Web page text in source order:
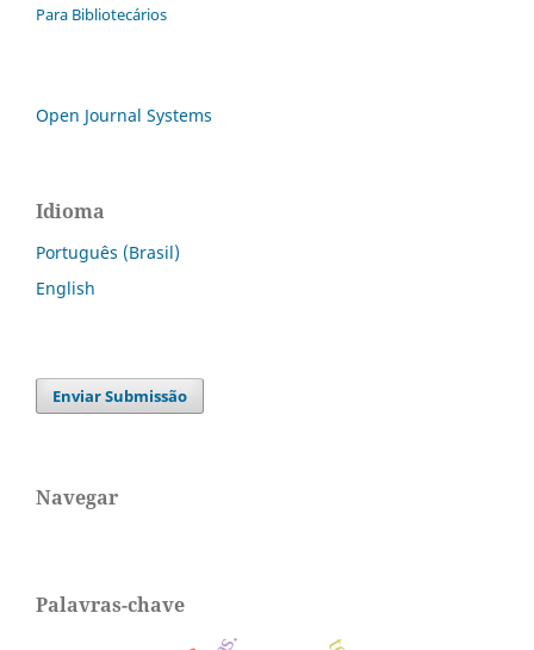
Para Bibliotecários
Open Journal Systems
Idioma
Português (Brasil)
English
Enviar Submissão
Navegar
Palavras-chave